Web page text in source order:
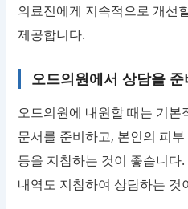
의료진에게 지속적으로 개선
제공합니다.
오드의원에서 상담을 준
오드의원에 내원할 때는 기본
문서를 준비하고, 본인의 피
등을 지참하는 것이 좋습니다
내역도 지참하여 상담하는 것